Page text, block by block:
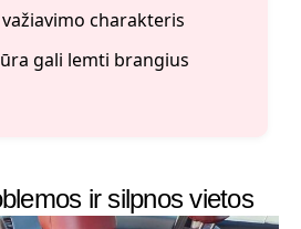
charakteris
gali lemti brangius
ir silpnos vietos